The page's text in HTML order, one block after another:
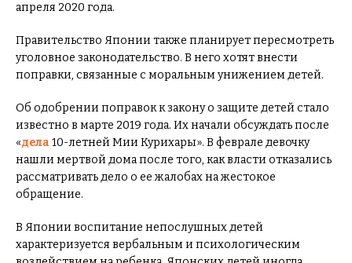
апреля 2020 года.
Правительство Японии также планирует пересмотреть
уголовное законодательство. В него хотят внести
поправки, связанные с моральным унижением детей.
Об одобрении поправок к закону о защите детей стало
известно в марте 2019 года. Их начали обсуждать после
«дела 10-летней Мии Курихары». В феврале девочку
нашли мертвой дома после того, как власти отказались
рассматривать дело о ее жалобах на жестокое
обращение.
В Японии воспитание непослушных детей
характеризуется вербальным и психологическим